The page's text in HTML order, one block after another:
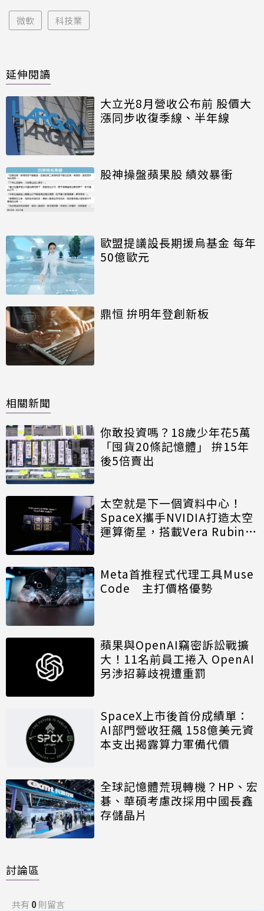
微軟 科技業
延伸閱讀
大立光8月營收公布前 股價大
漲同步收復季線、半年線
股神操盤蘋果股 績效暴衝
歐盟提議設長期援烏基金 每年
50億歐元
鼎恒 拚明年登創新板
相關新聞
你敢投資嗎？18歲少年花5萬
「囤貨20條記憶體」 拚15年
後5倍賣出
太空就是下一個資料中心！
SpaceX攜手NVIDIA打造太空
運算衛星，搭載Vera Rubin運
Meta首推程式代理工具Muse
Code 主打價格優勢
蘋果與OpenAI竊密訴訟戰擴
大！11名前員工捲入 OpenAI
另涉招募歧視遭重罰
SpaceX上市後首份成績單：
AI部門營收狂飆 158億美元資
本支出揭露算力軍備代價
全球記憶體荒現轉機？HP、宏
碁、華碩考慮改採用中國長鑫
存儲晶片
討論區
共有 0則留言